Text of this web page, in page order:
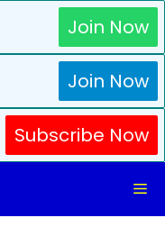
Join Now
Join Now
Subscribe Now